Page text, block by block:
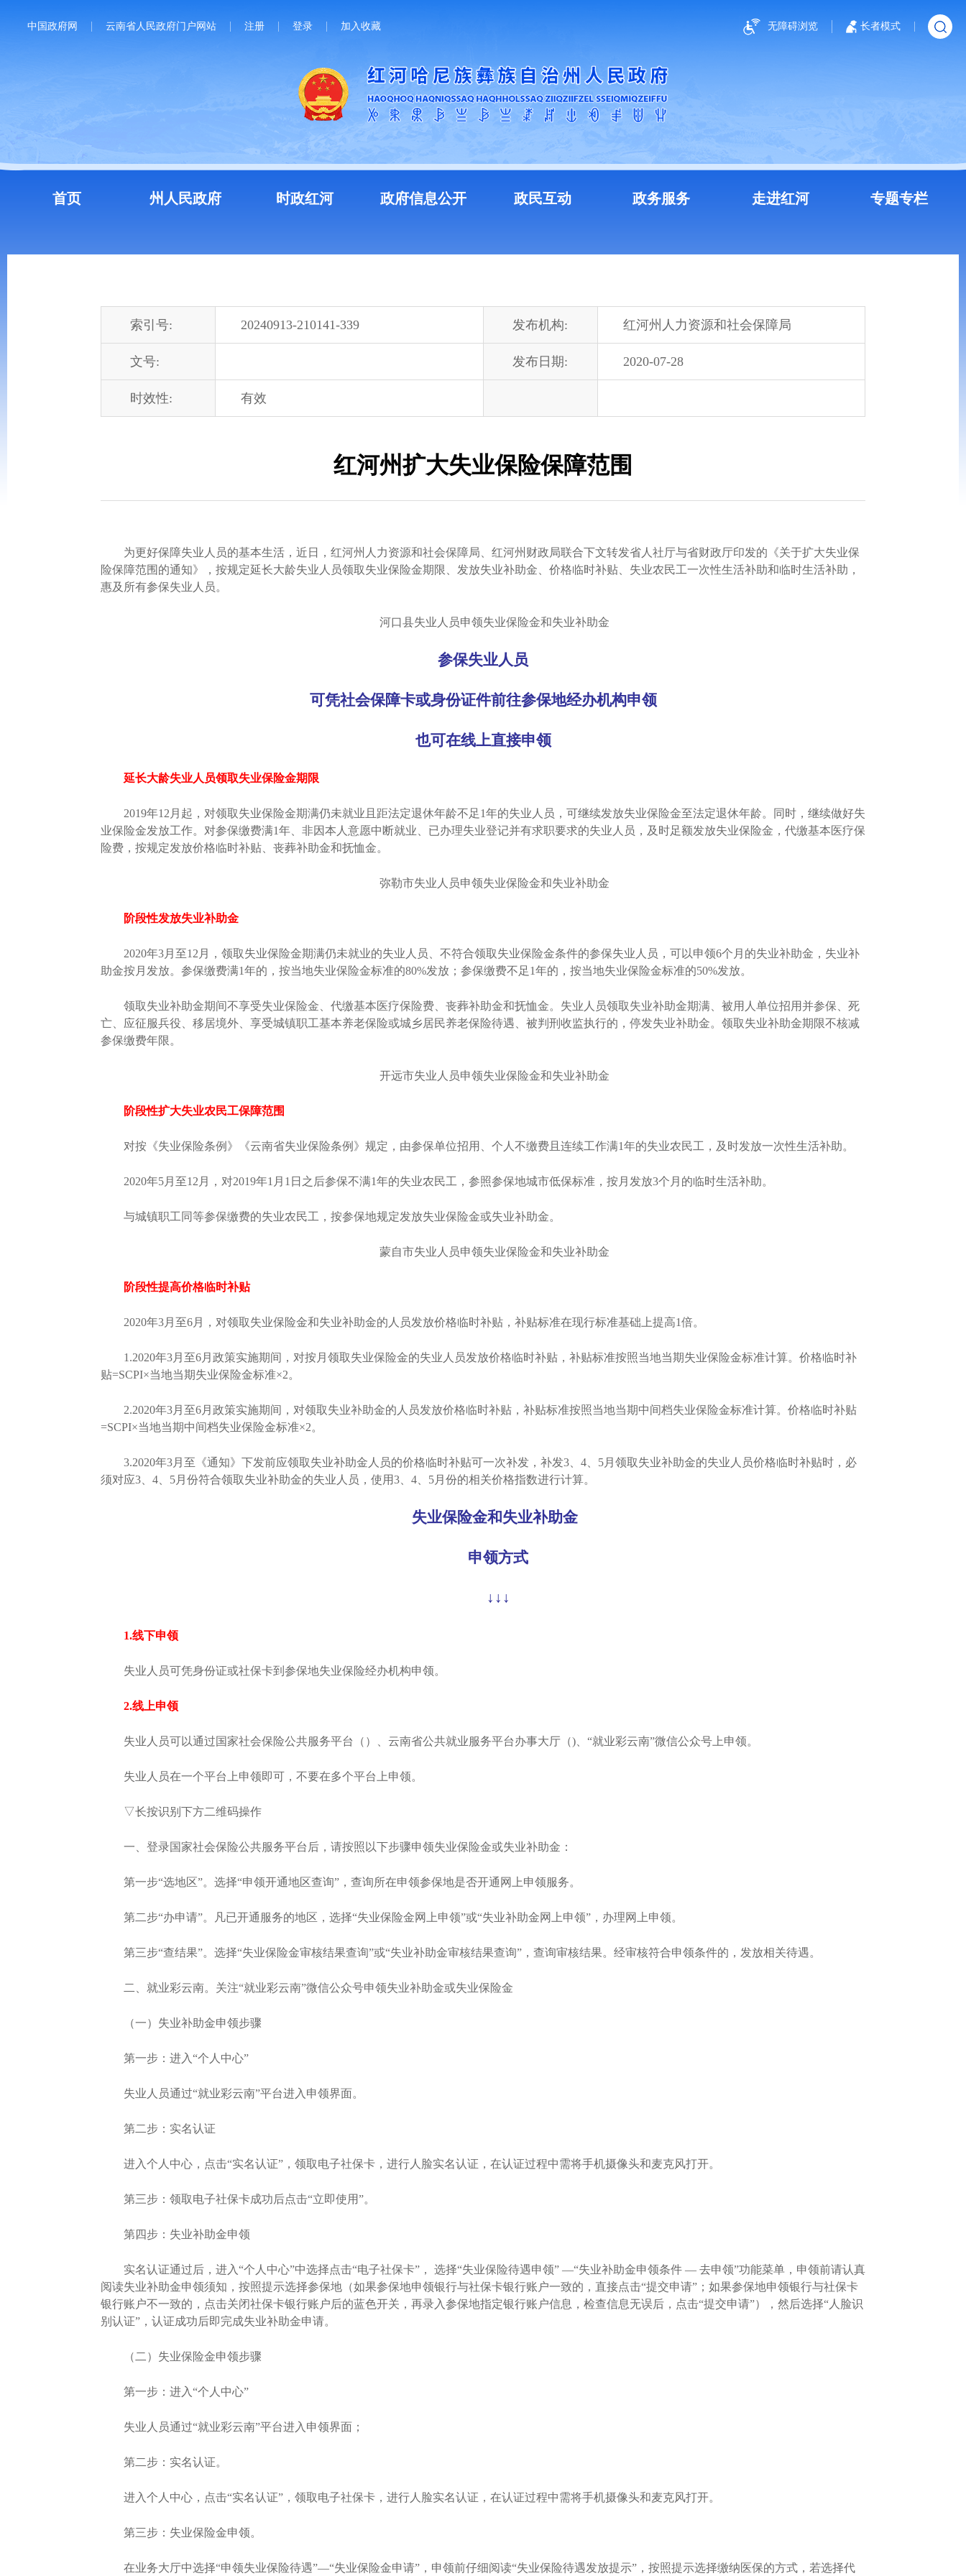
中国政府网 云南省人民政府门户网站 注册 登录 加入收藏 无障碍浏览 长者模式
首页 州人民政府 时政红河 政府信息公开 政民互动 政务服务 走进红河 专题专栏
索引号: 20240913-210141-339 发布机构: 红河州人力资源和社会保障局
文号: 发布日期: 2020-07-28
时效性: 有效
红河州扩大失业保险保障范围
为更好保障失业人员的基本生活，近日，红河州人力资源和社会保障局、红河州财政局联合下文转发省人社厅与省财政厅印发的《关于扩大失业保
险保障范围的通知》，按规定延长大龄失业人员领取失业保险金期限、发放失业补助金、价格临时补贴、失业农民工一次性生活补助和临时生活补助，
惠及所有参保失业人员。
河口县失业人员申领失业保险金和失业补助金
参保失业人员
可凭社会保障卡或身份证件前往参保地经办机构申领
也可在线上直接申领
延长大龄失业人员领取失业保险金期限
2019年12月起，对领取失业保险金期满仍未就业且距法定退休年龄不足1年的失业人员，可继续发放失业保险金至法定退休年龄。同时，继续做好失
业保险金发放工作。对参保缴费满1年、非因本人意愿中断就业、已办理失业登记并有求职要求的失业人员，及时足额发放失业保险金，代缴基本医疗保
险费，按规定发放价格临时补贴、丧葬补助金和抚恤金。
弥勒市失业人员申领失业保险金和失业补助金
阶段性发放失业补助金
2020年3月至12月，领取失业保险金期满仍未就业的失业人员、不符合领取失业保险金条件的参保失业人员，可以申领6个月的失业补助金，失业补
助金按月发放。参保缴费满1年的，按当地失业保险金标准的80%发放；参保缴费不足1年的，按当地失业保险金标准的50%发放。
领取失业补助金期间不享受失业保险金、代缴基本医疗保险费、丧葬补助金和抚恤金。失业人员领取失业补助金期满、被用人单位招用并参保、死
亡、应征服兵役、移居境外、享受城镇职工基本养老保险或城乡居民养老保险待遇、被判刑收监执行的，停发失业补助金。领取失业补助金期限不核减
参保缴费年限。
开远市失业人员申领失业保险金和失业补助金
阶段性扩大失业农民工保障范围
对按《失业保险条例》《云南省失业保险条例》规定，由参保单位招用、个人不缴费且连续工作满1年的失业农民工，及时发放一次性生活补助。
2020年5月至12月，对2019年1月1日之后参保不满1年的失业农民工，参照参保地城市低保标准，按月发放3个月的临时生活补助。
与城镇职工同等参保缴费的失业农民工，按参保地规定发放失业保险金或失业补助金。
蒙自市失业人员申领失业保险金和失业补助金
阶段性提高价格临时补贴
2020年3月至6月，对领取失业保险金和失业补助金的人员发放价格临时补贴，补贴标准在现行标准基础上提高1倍。
1.2020年3月至6月政策实施期间，对按月领取失业保险金的失业人员发放价格临时补贴，补贴标准按照当地当期失业保险金标准计算。价格临时补
贴=SCPI×当地当期失业保险金标准×2。
2.2020年3月至6月政策实施期间，对领取失业补助金的人员发放价格临时补贴，补贴标准按照当地当期中间档失业保险金标准计算。价格临时补贴
=SCPI×当地当期中间档失业保险金标准×2。
3.2020年3月至《通知》下发前应领取失业补助金人员的价格临时补贴可一次补发，补发3、4、5月领取失业补助金的失业人员价格临时补贴时，必
须对应3、4、5月份符合领取失业补助金的失业人员，使用3、4、5月份的相关价格指数进行计算。
失业保险金和失业补助金
申领方式
↓↓↓
1.线下申领
失业人员可凭身份证或社保卡到参保地失业保险经办机构申领。
2.线上申领
失业人员可以通过国家社会保险公共服务平台（）、云南省公共就业服务平台办事大厅（)、“就业彩云南”微信公众号上申领。
失业人员在一个平台上申领即可，不要在多个平台上申领。
▽长按识别下方二维码操作
一、登录国家社会保险公共服务平台后，请按照以下步骤申领失业保险金或失业补助金：
第一步“选地区”。选择“申领开通地区查询”，查询所在申领参保地是否开通网上申领服务。
第二步“办申请”。凡已开通服务的地区，选择“失业保险金网上申领”或“失业补助金网上申领”，办理网上申领。
第三步“查结果”。选择“失业保险金审核结果查询”或“失业补助金审核结果查询”，查询审核结果。经审核符合申领条件的，发放相关待遇。
二、就业彩云南。关注“就业彩云南”微信公众号申领失业补助金或失业保险金
（一）失业补助金申领步骤
第一步：进入“个人中心”
失业人员通过“就业彩云南”平台进入申领界面。
第二步：实名认证
进入个人中心，点击“实名认证”，领取电子社保卡，进行人脸实名认证，在认证过程中需将手机摄像头和麦克风打开。
第三步：领取电子社保卡成功后点击“立即使用”。
第四步：失业补助金申领
实名认证通过后，进入“个人中心”中选择点击“电子社保卡”， 选择“失业保险待遇申领” —“失业补助金申领条件 — 去申领”功能菜单，申领前请认真
阅读失业补助金申领须知，按照提示选择参保地（如果参保地申领银行与社保卡银行账户一致的，直接点击“提交申请”；如果参保地申领银行与社保卡
银行账户不一致的，点击关闭社保卡银行账户后的蓝色开关，再录入参保地指定银行账户信息，检查信息无误后，点击“提交申请”），然后选择“人脸识
别认证”，认证成功后即完成失业补助金申请。
（二）失业保险金申领步骤
第一步：进入“个人中心”
失业人员通过“就业彩云南”平台进入申领界面；
第二步：实名认证。
进入个人中心，点击“实名认证”，领取电子社保卡，进行人脸实名认证，在认证过程中需将手机摄像头和麦克风打开。
第三步：失业保险金申领。
在业务大厅中选择“申领失业保险待遇”—“失业保险金申请”，申领前仔细阅读“失业保险待遇发放提示”，按照提示选择缴纳医保的方式，若选择代